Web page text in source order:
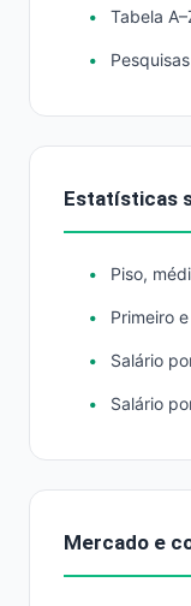
Tabela
Estatísticas
Piso,
Primeiro
Salário
Salário
Mercado e